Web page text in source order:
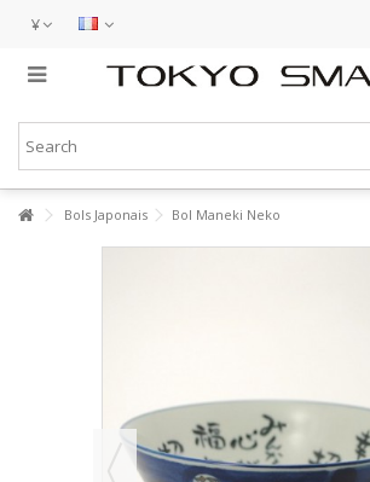
¥
Bols Japonais Bol Maneki Neko